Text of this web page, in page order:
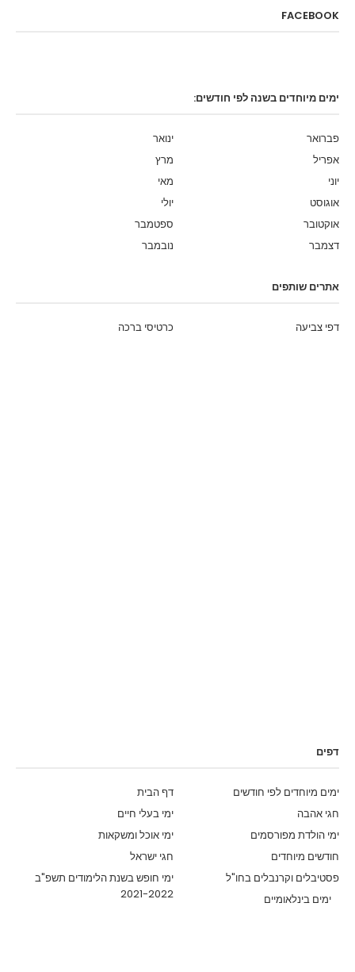
FACEBOOK
ימים מיוחדים בשנה לפי חודשים:
ינואר
פברואר
מרץ
אפריל
מאי
יוני
יולי
אוגוסט
ספטמבר
אוקטובר
נובמבר
דצמבר
אתרים שותפים
כרטיסי ברכה דפי צביעה
דפים
דף הבית
ימים מיוחדים לפי חודשים
ימי בעלי חיים
חגי אהבה
ימי אוכל ומשקאות
ימי הולדת מפורסמים
חגי ישראל
חודשים מיוחדים
ימי חופש בשנת הלימודים תשפ"ב
2021-2022
פסטיבלים וקרנבלים בחו"ל
ימים בינלאומיים